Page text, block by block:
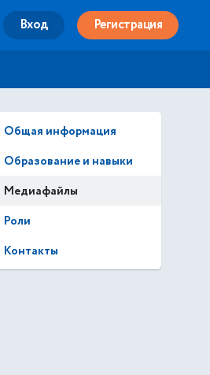
Вход Регистрация
Общая информация
Образование и навыки
Медиафайлы
Роли
Контакты